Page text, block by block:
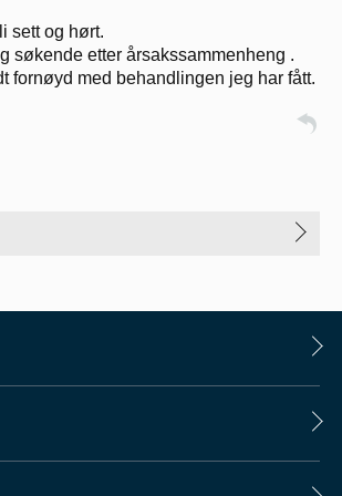
sett og hørt.
søkende etter årsakssammenheng .
fornøyd med behandlingen jeg har fått.